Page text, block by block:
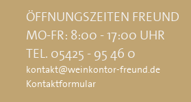
ÖFFNUNGSZEITEN FREUND
MO-FR: 8:00 - 17:00 UHR
TEL. 05425 - 95 46 0
kontakt@weinkontor-freund.de
Kontaktformular